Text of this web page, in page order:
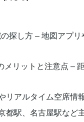
探し方 – 地図アプ
リットと注意点 –
リアルタイム空席情
都駅、名古屋駅など